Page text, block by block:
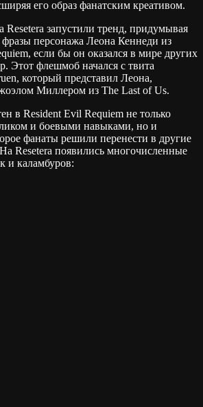
его образ фанатским креативом.
Resetera запустили тренд, придумывая
персонажа Леона Кеннеди из
если бы он оказался в мире других
Этот флешмоб начался с твита
который представил Леона,
Миллером из The Last of Us.
в Resident Evil Requiem не только
и боевыми навыками, но и
фанаты решили перенести в другие
Resetera появились многочисленные
и каламбуров: